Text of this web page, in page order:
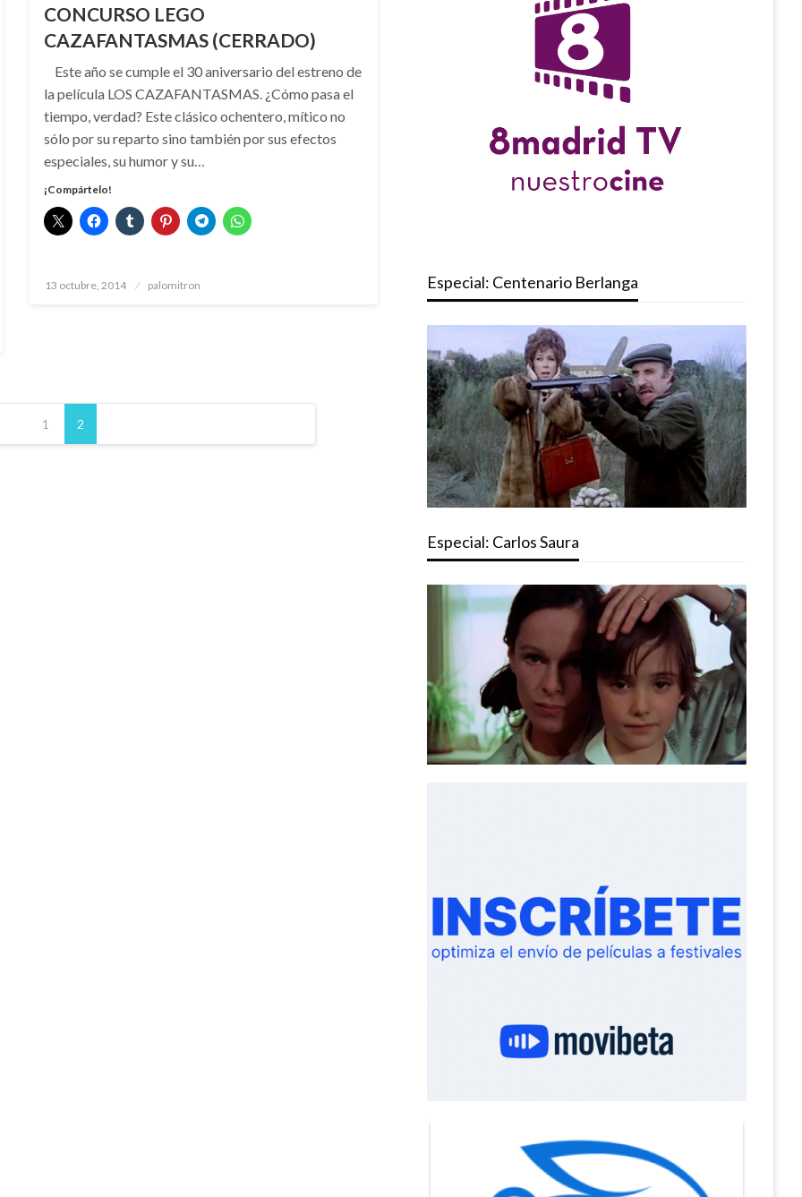
CONCURSO LEGO
CAZAFANTASMAS (CERRADO)
Este año se cumple el 30 aniversario del estreno de
la película LOS CAZAFANTASMAS. ¿Cómo pasa el
tiempo, verdad? Este clásico ochentero, mítico no
sólo por su reparto sino también por sus efectos
especiales, su humor y su…
¡Compártelo!
Publicado
13 octubre, 2014 palomitron
1 2
Especial: Centenario Berlanga
Especial: Carlos Saura